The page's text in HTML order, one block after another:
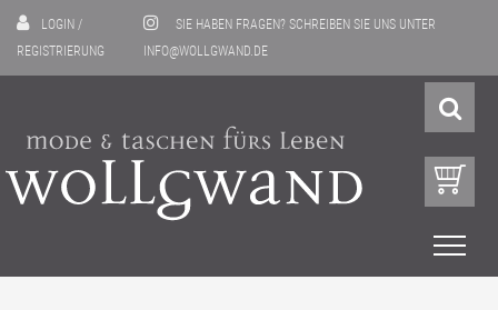
SIE HABEN FRAGEN? SCHREIBEN SIE UNS UNTER
INFO@WOLLGWAND.DE
LOGIN /
REGISTRIERUNG